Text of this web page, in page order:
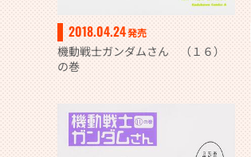
2018.04.24発売
機動戦士ガンダムさん （１６）
の巻